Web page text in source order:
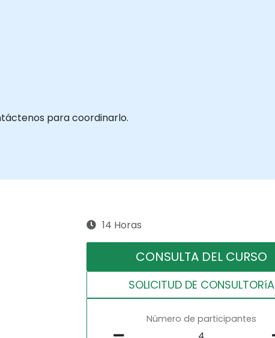
para coordinarlo.
14 Horas
CONSULTA DEL CURSO
SOLICITUD DE CONSULTORíA
Número de participantes